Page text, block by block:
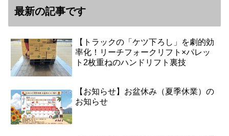
最新の記事です
【トラックの「ケツ下ろし」を劇的効
率化！リーチフォークリフト×パレッ
ト2枚重ねのハンドリフト裏技
【お知らせ】お盆休み（夏季休業）の
お知らせ